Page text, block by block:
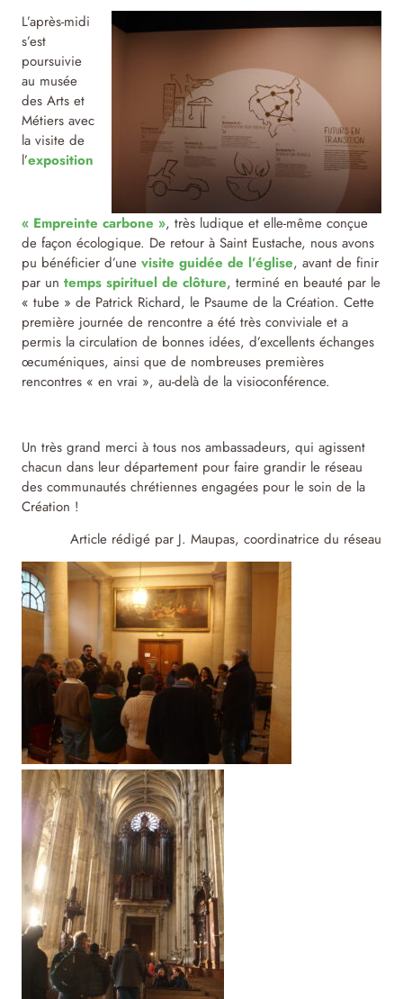
L’après-midi
s’est
poursuivie
au musée
des Arts et
Métiers avec
la visite de
l’exposition
« Empreinte carbone », très ludique et elle-même conçue
de façon écologique. De retour à Saint Eustache, nous avons
pu bénéficier d’unevisite guidée de l’église, avant de finir
par untemps spirituel de clôture, terminé en beauté par le
« tube » de Patrick Richard, le Psaume de la Création. Cette
première journée de rencontre a été très conviviale et a
permis la circulation de bonnes idées, d’excellents échanges
œcuméniques, ainsi que de nombreuses premières
rencontres « en vrai », au-delà de la visioconférence.
Un très grand merci à tous nos ambassadeurs, qui agissent
chacun dans leur département pour faire grandir le réseau
des communautés chrétiennes engagées pour le soin de la
Création !
Article rédigé par J. Maupas, coordinatrice du réseau